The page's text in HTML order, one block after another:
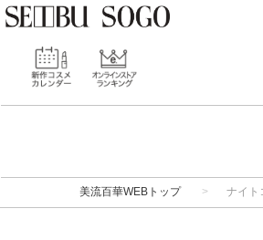
美流百華WEBトップ ナイト